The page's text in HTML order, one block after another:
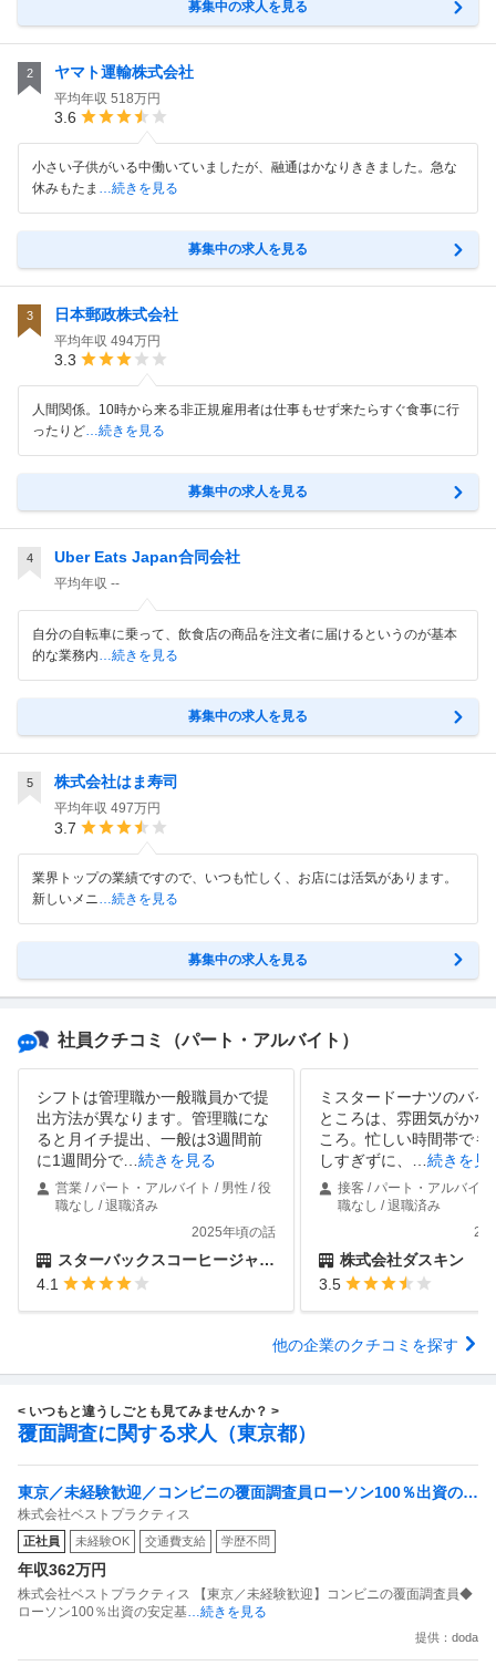
募集中の求人を見る
2 ヤマト運輸株式会社
平均年収 518万円
3.6
小さい子供がいる中働いていましたが、融通はかなりききました。急な
休みもたま …続きを見る
募集中の求人を見る
3 日本郵政株式会社
平均年収 494万円
3.3
人間関係。10時から来る非正規雇用者は仕事もせず来たらすぐ食事に行
ったりど…続きを見る
募集中の求人を見る
4 Uber Eats Japan合同会社
平均年収 --
自分の自転車に乗って、飲食店の商品を注文者に届けるというのが基本
的な業務内…続きを見る
募集中の求人を見る
5 株式会社はま寿司
平均年収 497万円
3.7
業界トップの業績ですので、いつも忙しく、お店には活気があります。
新しいメニ
…続きを見る
募集中の求人を見る
社員クチコミ （パート・アルバイト）
シフトは管理職か一般職員かで提
出方法が異なります。管理職にな
ると月イチ提出、一般は3週間前
に1週間分で
続きを見る
営業 / パート・アルバイト / 男性 / 役
職なし / 退職済み
2025年頃の話
スターバックスコーヒージャパン株式会社
4.1
ミスタードーナツのバイ
ところは、雰囲気がかな
ころ。忙しい時間帯でも
しすぎずに、
続きを見
接客 / パート・アルバイ
職なし / 退職済み
株式会社ダスキン
3.5
他の企業のクチコミを探す
< いつもと違うしごとも見てみませんか？ >
覆面調査に関する求人（東京都）
東京／未経験歓迎／コンビニの覆面調査員ローソン100％出資の安
定基盤／月５日在宅／残業月10時間
株式会社ベストプラクティス
正社員 未経験OK 交通費支給 学歴不問
年収362万円
株式会社ベストプラクティス 【東京／未経験歓迎】コンビニの覆面調査員◆
ローソン100％出資の安定基 …続きを見る
提供：doda